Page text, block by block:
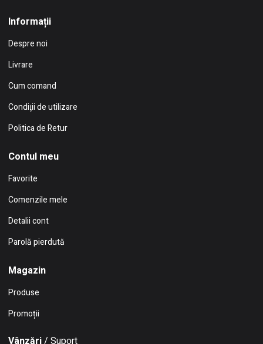
Informații
Despre noi
Livrare
Cum comand
Condiţii de utilizare
Politica de Retur
Contul meu
Favorite
Comenzile mele
Detalii cont
Parolă pierdută
Magazin
Produse
Promoții
Vânzări/ Suport